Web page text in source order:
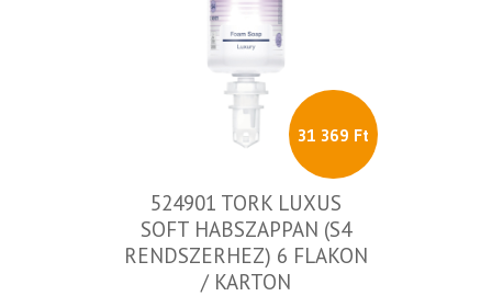
31 369 Ft
524901 TORK LUXUS
SOFT HABSZAPPAN (S4
RENDSZERHEZ) 6 FLAKON
/ KARTON